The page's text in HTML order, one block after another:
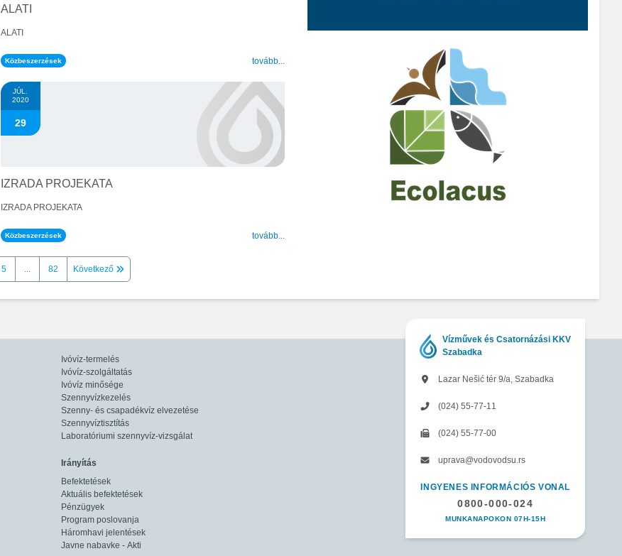
ALATI
ALATI
Közbeszerzések tovább...
JÚL.
2020
29
IZRADA PROJEKATA
IZRADA PROJEKATA
Közbeszerzések tovább...
5 ... 82 Következő
Ivóvíz-termelés
Ivóvíz-szolgáltatás
Ivóvíz minősége
Szennyvízkezelés
Szenny- és csapadékvíz elvezetése
Szennyvíztisztítás
Laboratóriumi szennyvíz-vizsgálat
Irányítás
Befektetések
Aktuális befektetések
Pénzügyek
Program poslovanja
Háromhavi jelentések
Javne nabavke - Akti
Vízművek és Csatornázási KKV
Szabadka
Lazar Nešić tér 9/a, Szabadka
(024) 55-77-11
(024) 55-77-00
uprava@vodovodsu.rs
INGYENES INFORMÁCIÓS VONAL
0800-000-024
MUNKANAPOKON 07H-15H